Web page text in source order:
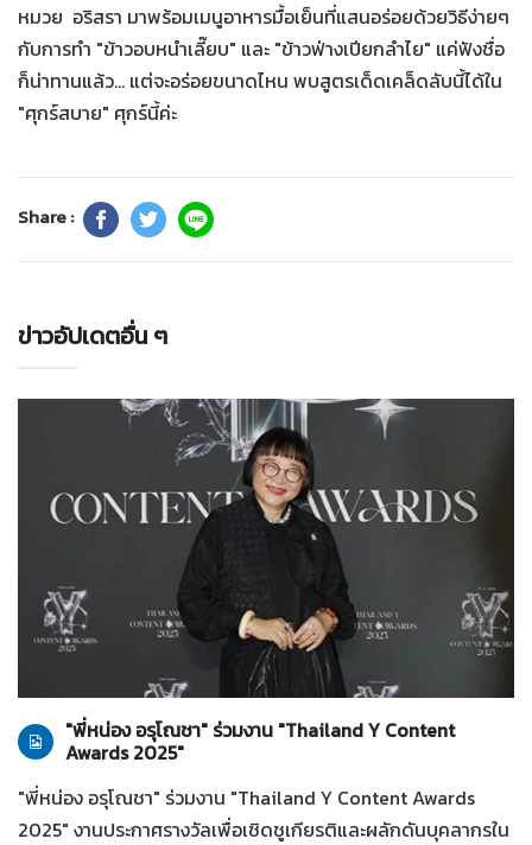
หมวย  อริสรา มาพร้อมเมนูอาหารมื้อเย็นที่แสนอร่อยด้วยวิธีง่ายๆ
กับการทำ "ข้าวอบหนำเลี๊ยบ" และ "ข้าวฟ่างเปียกลำไย" แค่ฟังชื่อ
ก็น่าทานแล้ว... แต่จะอร่อยขนาดไหน พบสูตรเด็ดเคล็ดลับนี้ได้ใน
"ศุกร์สบาย" ศุกร์นี้ค่ะ
Share :
ข่าวอัปเดตอื่น ๆ
28-07-2569
"พี่หน่อง อรุโณชา" ร่วมงาน "Thailand Y Content
Awards 2025"
"พี่หน่อง อรุโณชา" ร่วมงาน "Thailand Y Content Awards
2025" งานประกาศรางวัลเพื่อเชิดชูเกียรติและผลักดันบุคลากรใน